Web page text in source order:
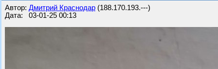
Автор: Дмитрий Краснодар (188.170.193.---)
Дата: 03-01-25 00:13